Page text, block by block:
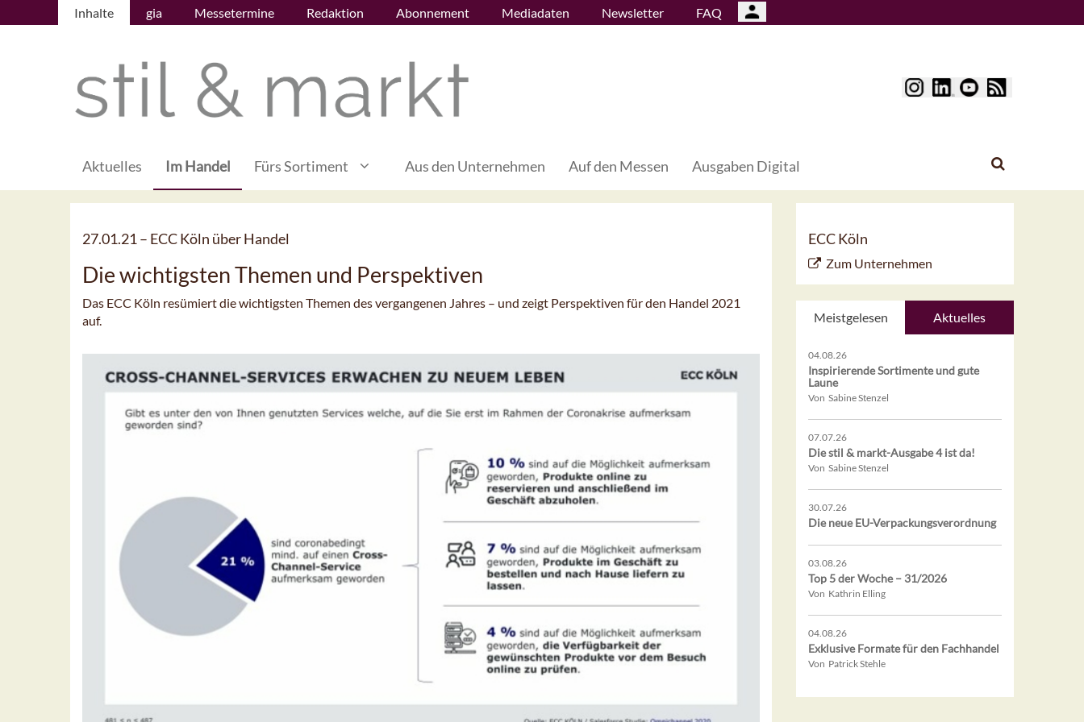
Inhalte gia Messetermine Redaktion Abonnement Mediadaten Newsletter FAQ
Aktuelles Im Handel Fürs Sortiment Aus den Unternehmen Auf den Messen Ausgaben Digital
27.01.21 – ECC Köln über Handel
Die wichtigsten Themen und Perspektiven
Das ECC Köln resümiert die wichtigsten Themen des vergangenen Jahres – und zeigt Perspektiven für den Handel 2021
auf.
ECC Köln
Zum Unternehmen
Meistgelesen Aktuelles
04.08.26
Inspirierende Sortimente und gute
Laune
Von Sabine Stenzel
07.07.26
Die stil & markt-Ausgabe 4 ist da!
Von Sabine Stenzel
30.07.26
Die neue EU-Verpackungsverordnung
03.08.26
Top 5 der Woche – 31/2026
Von Kathrin Elling
04.08.26
Exklusive Formate für den Fachhandel
Von Patrick Stehle